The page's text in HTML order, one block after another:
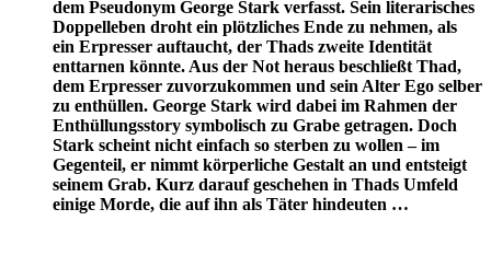
dem Pseudonym George Stark verfasst. Sein literarisches
Doppelleben droht ein plötzliches Ende zu nehmen, als
ein Erpresser auftaucht, der Thads zweite Identität
enttarnen könnte. Aus der Not heraus beschließt Thad,
dem Erpresser zuvorzukommen und sein Alter Ego selber
zu enthüllen. George Stark wird dabei im Rahmen der
Enthüllungsstory symbolisch zu Grabe getragen. Doch
Stark scheint nicht einfach so sterben zu wollen – im
Gegenteil, er nimmt körperliche Gestalt an und entsteigt
seinem Grab. Kurz darauf geschehen in Thads Umfeld
einige Morde, die auf ihn als Täter hindeuten …